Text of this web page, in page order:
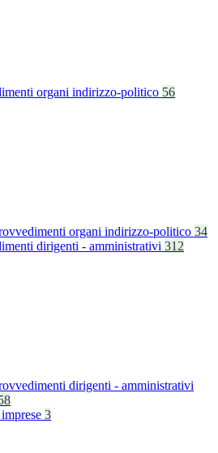
organi indirizzo-politico 56
organi indirizzo-politico 34
dirigenti - amministrativi 312
dirigenti - amministrativi
3